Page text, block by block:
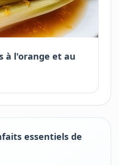
à l'orange et au
essentiels de